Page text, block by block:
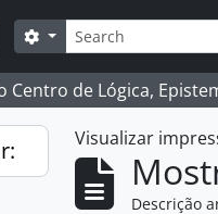
Buscar
Opções de busca
de Lógica,
Visualizar
Descrição